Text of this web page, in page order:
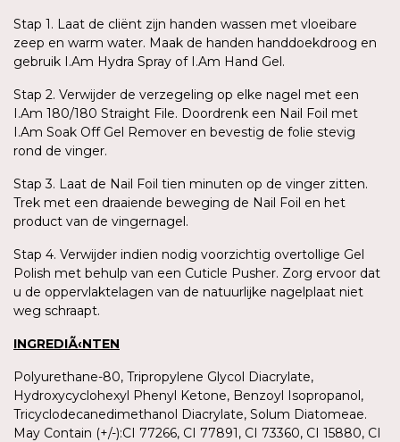
Stap 1. Laat de cliënt zijn handen wassen met vloeibare
zeep en warm water. Maak de handen handdoekdroog en
gebruik I.Am Hydra Spray of I.Am Hand Gel.
Stap 2. Verwijder de verzegeling op elke nagel met een
I.Am 180/180 Straight File. Doordrenk een Nail Foil met
I.Am Soak Off Gel Remover en bevestig de folie stevig
rond de vinger.
Stap 3. Laat de Nail Foil tien minuten op de vinger zitten.
Trek met een draaiende beweging de Nail Foil en het
product van de vingernagel.
Stap 4. Verwijder indien nodig voorzichtig overtollige Gel
Polish met behulp van een Cuticle Pusher. Zorg ervoor dat
u de oppervlaktelagen van de natuurlijke nagelplaat niet
weg schraapt.
INGREDIÃ‹NTEN
Polyurethane-80, Tripropylene Glycol Diacrylate,
Hydroxycyclohexyl Phenyl Ketone, Benzoyl Isopropanol,
Tricyclodecanedimethanol Diacrylate, Solum Diatomeae.
May Contain (+/-):CI 77266, CI 77891, CI 73360, CI 15880, CI